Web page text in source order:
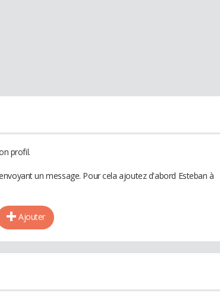
profil.
un message. Pour cela ajoutez d'abord Esteban à
Ajouter